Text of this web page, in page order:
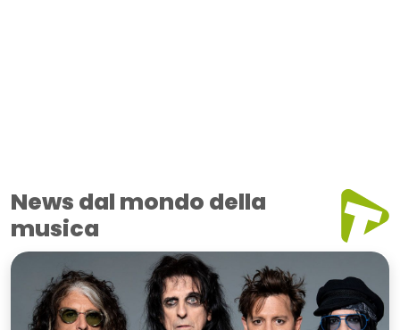
News dal mondo della
musica